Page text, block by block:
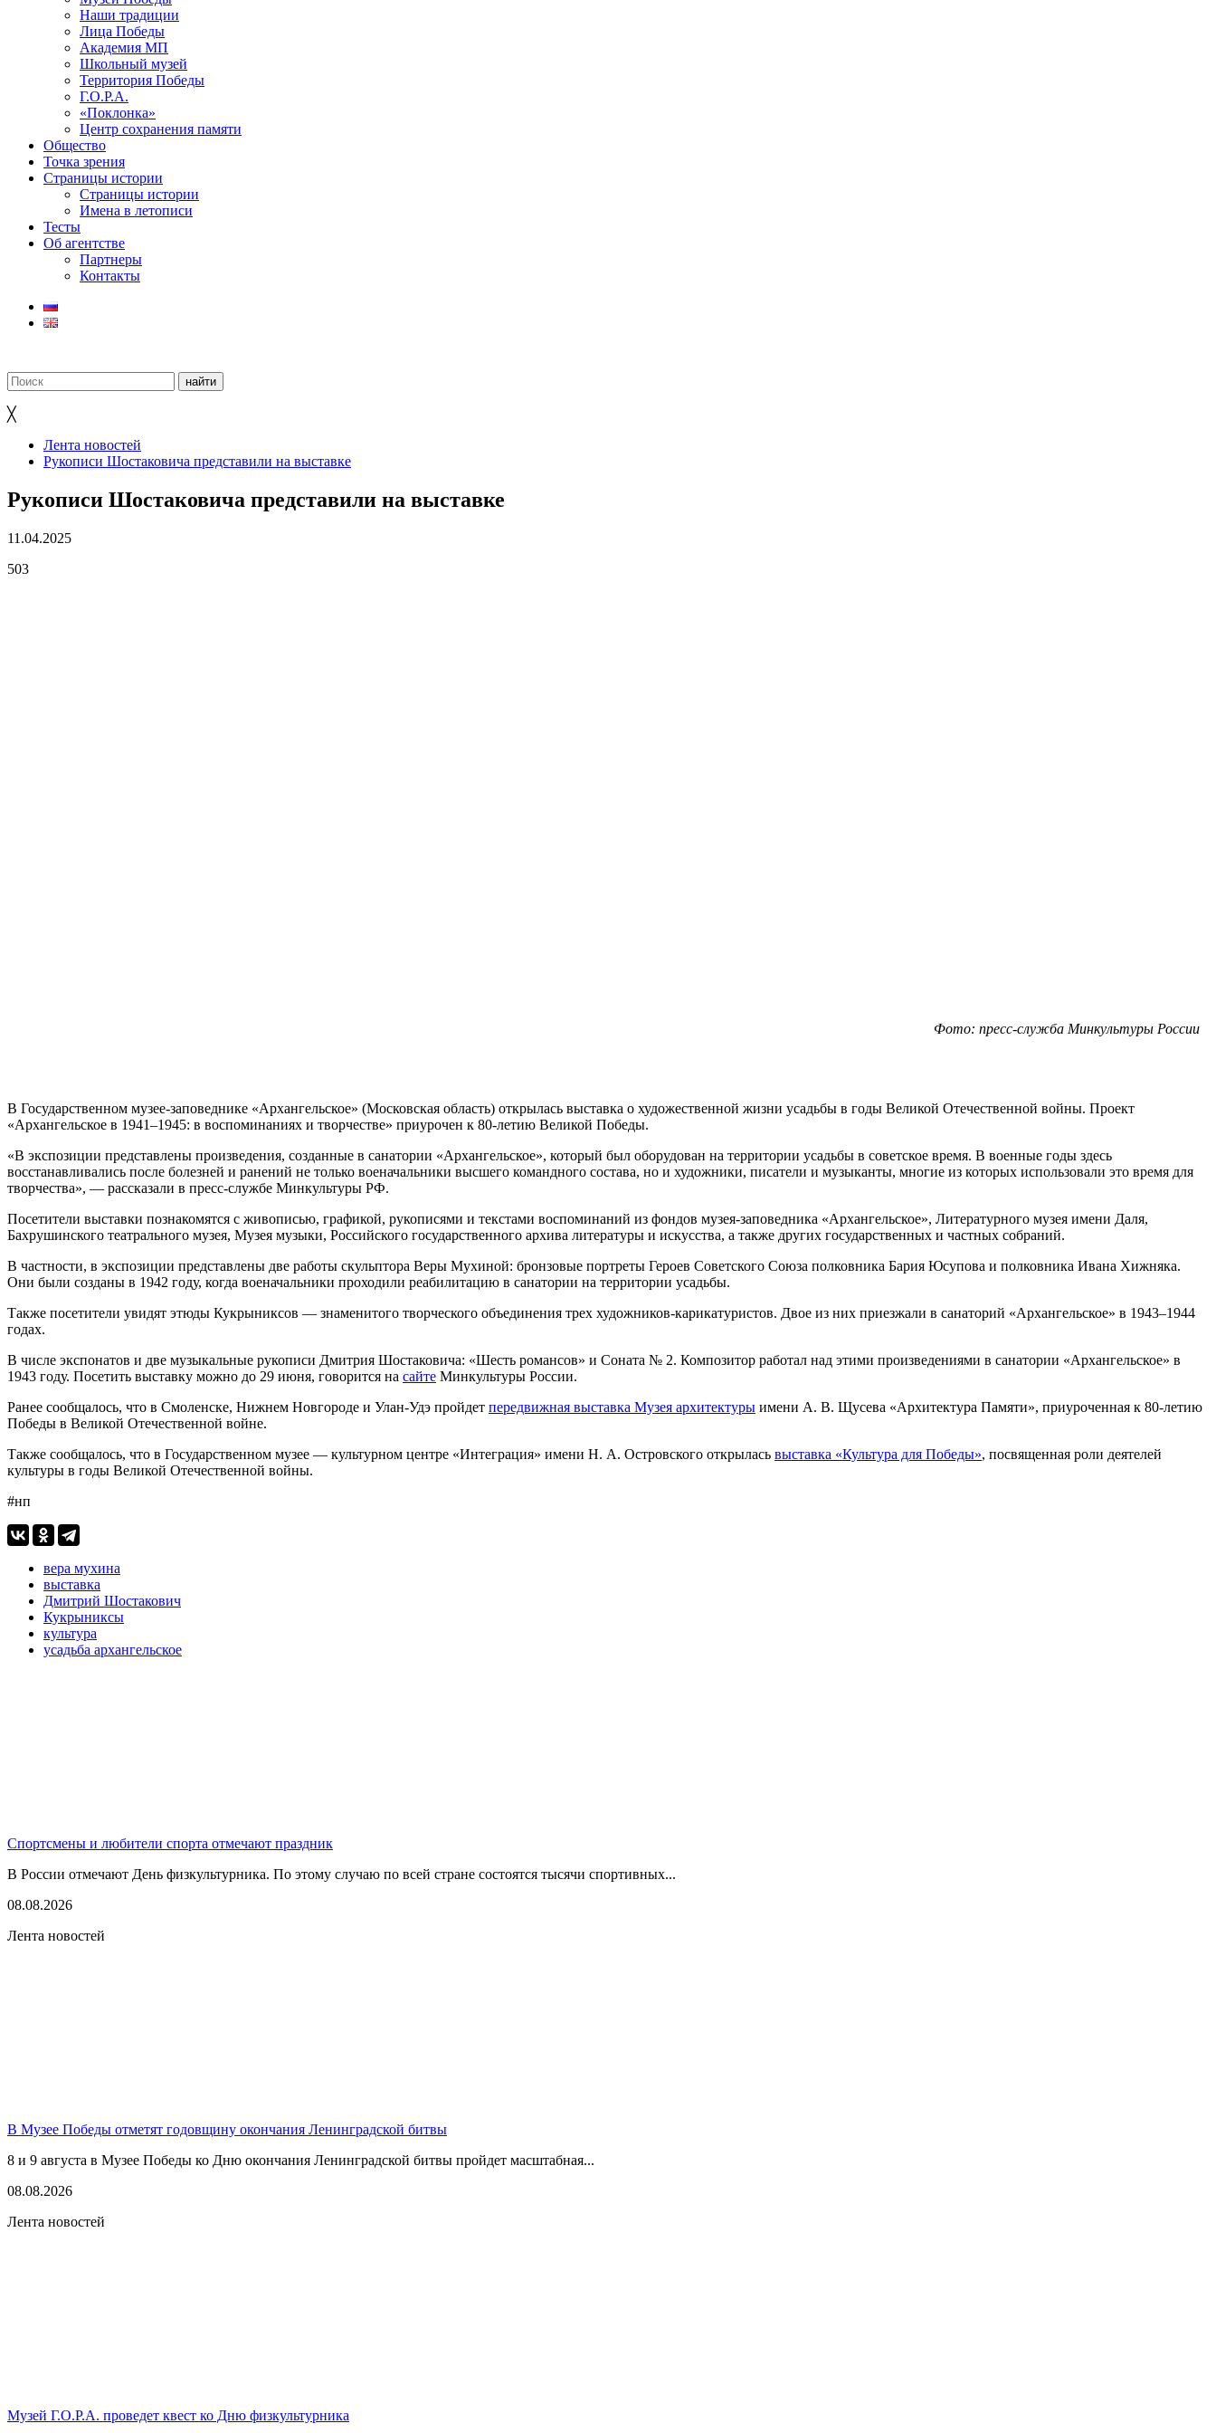
Наши традиции
Лица Победы
Академия МП
Школьный музей
Территория Победы
Г.О.Р.А.
«Поклонка»
Центр сохранения памяти
Общество
Точка зрения
Страницы истории
Страницы истории
Имена в летописи
Тесты
Об агентстве
Партнеры
Контакты
╳
Лента новостей
Рукописи Шостаковича представили на выставке
Рукописи Шостаковича представили на выставке
11.04.2025
503
Фото: пресс-служба Минкультуры России
В Государственном музее-заповеднике «Архангельское» (Московская область) открылась выставка о художественной жизни усадьбы в годы Великой Отечественной войны. Проект
«Архангельское в 1941–1945: в воспоминаниях и творчестве» приурочен к 80-летию Великой Победы.
«В экспозиции представлены произведения, созданные в санатории «Архангельское», который был оборудован на территории усадьбы в советское время. В военные годы здесь
восстанавливались после болезней и ранений не только военачальники высшего командного состава, но и художники, писатели и музыканты, многие из которых использовали это время для
творчества», — рассказали в пресс-службе Минкультуры РФ.
Посетители выставки познакомятся с живописью, графикой, рукописями и текстами воспоминаний из фондов музея-заповедника «Архангельское», Литературного музея имени Даля,
Бахрушинского театрального музея, Музея музыки, Российского государственного архива литературы и искусства, а также других государственных и частных собраний.
В частности, в экспозиции представлены две работы скульптора Веры Мухиной: бронзовые портреты Героев Советского Союза полковника Бария Юсупова и полковника Ивана Хижняка.
Они были созданы в 1942 году, когда военачальники проходили реабилитацию в санатории на территории усадьбы.
Также посетители увидят этюды Кукрыниксов — знаменитого творческого объединения трех художников-карикатуристов. Двое из них приезжали в санаторий «Архангельское» в 1943–1944
годах.
В числе экспонатов и две музыкальные рукописи Дмитрия Шостаковича: «Шесть романсов» и Соната № 2. Композитор работал над этими произведениями в санатории «Архангельское» в
1943 году. Посетить выставку можно до 29 июня, говорится на сайте Минкультуры России.
Ранее сообщалось, что в Смоленске, Нижнем Новгороде и Улан-Удэ пройдет передвижная выставка Музея архитектуры имени А. В. Щусева «Архитектура Памяти», приуроченная к 80-летию
Победы в Великой Отечественной войне.
Также сообщалось, что в Государственном музее — культурном центре «Интеграция» имени Н. А. Островского открылась выставка «Культура для Победы», посвященная роли деятелей
культуры в годы Великой Отечественной войны.
#нп
вера мухина
выставка
Дмитрий Шостакович
Кукрыниксы
культура
усадьба архангельское
Спортсмены и любители спорта отмечают праздник
В России отмечают День физкультурника. По этому случаю по всей стране состоятся тысячи спортивных...
08.08.2026
Лента новостей
В Музее Победы отметят годовщину окончания Ленинградской битвы
8 и 9 августа в Музее Победы ко Дню окончания Ленинградской битвы пройдет масштабная...
08.08.2026
Лента новостей
Музей Г.О.Р.А. проведет квест ко Дню физкультурника